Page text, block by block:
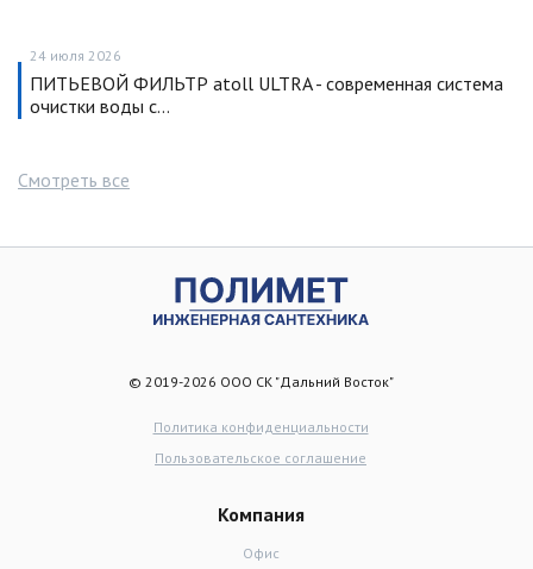
24 июля 2026
ПИТЬЕВОЙ ФИЛЬТР atoll ULTRA - современная система
очистки воды с…
Смотреть все
© 2019-2026 ООО СК "Дальний Восток"
Политика конфиденциальности
Пользовательское соглашение
Компания
Офис